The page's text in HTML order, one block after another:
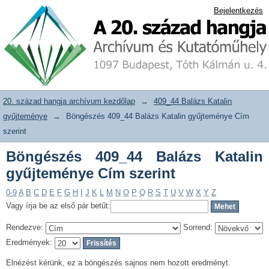
Böngészés 409_44 Balázs Katalin
gyűjteménye Cím szerint
20. század hangja archívum adattár Bejelentkezés
20. század hangja archívum kezdőlap →
409_44 Balázs Katalin
gyűjteménye
→
Böngészés 409_44 Balázs Katalin gyűjteménye Cím
szerint
Böngészés 409_44 Balázs Katalin
gyűjteménye Cím szerint
0-9 A B C D E F G H J K L M N O P Q R S T U V W X Y Z
Vagy írja be az első pár betűt:
Rendezve:
Sorrend:
Eredmények:
Elnézést kérünk, ez a böngészés sajnos nem hozott eredményt.